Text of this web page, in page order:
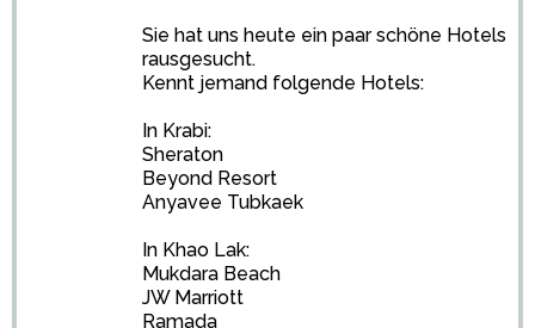
Sie hat uns heute ein paar schöne Hotels
rausgesucht.
Kennt jemand folgende Hotels:
In Krabi:
Sheraton
Beyond Resort
Anyavee Tubkaek
In Khao Lak:
Mukdara Beach
JW Marriott
Ramada